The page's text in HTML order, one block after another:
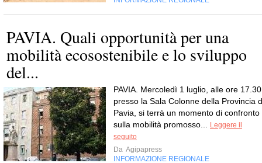
PAVIA. Quali opportunità per una
mobilità ecosostenibile e lo sviluppo
del...
PAVIA. Mercoledì 1 luglio, alle ore
presso la Sala Colonne della Provincia
Pavia, si terrà un momento di confronto
sulla mobilità promosso...
Leggere il
seguito
Da Agipapress
INFORMAZIONE REGIONALE